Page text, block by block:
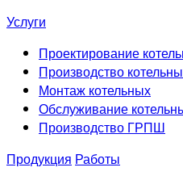
Услуги
Проектирование
Производство
Монтаж котельных
Обслуживание
Производство ГРПШ
Продукция Работы